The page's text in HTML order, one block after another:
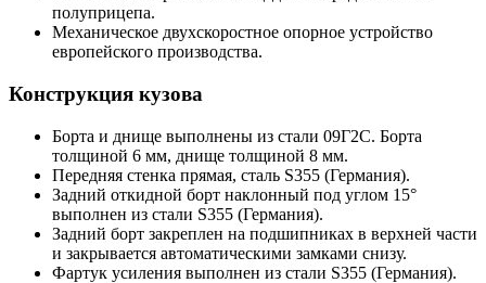
полуприцепа.
Механическое двухскоростное опорное устройство
европейского производства.
Конструкция кузова
Борта и днище выполнены из стали 09Г2С. Борта
толщиной 6 мм, днище толщиной 8 мм.
Передняя стенка прямая, сталь S355 (Германия).
Задний откидной борт наклонный под углом 15°
выполнен из стали S355 (Германия).
Задний борт закреплен на подшипниках в верхней части
и закрывается автоматическими замками снизу.
Фартук усиления выполнен из стали S355 (Германия).